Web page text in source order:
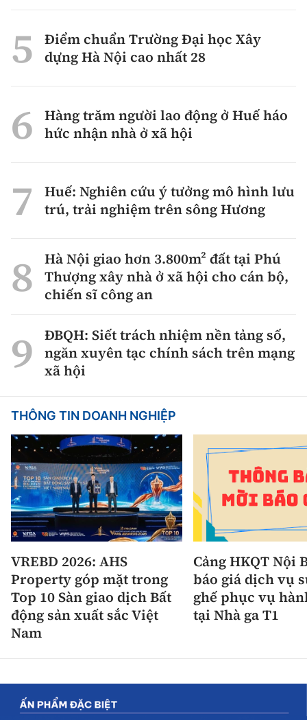
Điểm chuẩn Trường Đại học Xây
dựng Hà Nội cao nhất 28
Hàng trăm người lao động ở Huế háo
hức nhận nhà ở xã hội
Huế: Nghiên cứu ý tưởng mô hình lưu
trú, trải nghiệm trên sông Hương
Hà Nội giao hơn 3.800m² đất tại Phú
Thượng xây nhà ở xã hội cho cán bộ,
chiến sĩ công an
ĐBQH: Siết trách nhiệm nền tảng số,
ngăn xuyên tạc chính sách trên mạng
xã hội
THÔNG TIN DOANH NGHIỆP
VREBD 2026: AHS
Property góp mặt trong
Top 10 Sàn giao dịch Bất
động sản xuất sắc Việt
Nam
Cảng HKQT Nội
báo giá dịch vụ
ghế phục vụ
tại Nhà ga T1